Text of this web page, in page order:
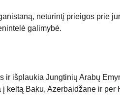
neturintį prieigos prie
galimybė.
išplaukia Jungtinių Arabų
Baku, Azerbaidžane ir per